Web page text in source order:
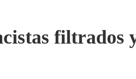
filtrados